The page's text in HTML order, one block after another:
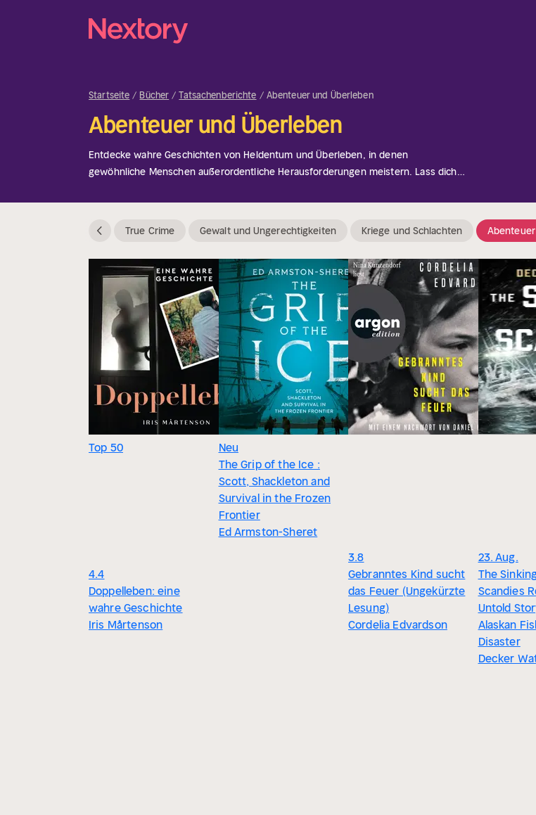
Startseite Bücher Tatsachenberichte Abenteuer und Überleben
Abenteuer und Überleben
Entdecke wahre Geschichten von Heldentum und Überleben, in denen
gewöhnliche Menschen außerordentliche Herausforderungen meistern. Lass dich
True Crime Gewalt und Ungerechtigkeiten Kriege und Schlachten
Top 50
4.4
Doppelleben: eine
wahre Geschichte
Iris Mårtenson
Neu
The Grip of the Ice :
Scott, Shackleton and
Survival in the Frozen
Frontier
Ed Armston-Sheret
3.8
Gebranntes Kind sucht
das Feuer (Ungekürzte
Lesung)
Cordelia Edvardson
23. Aug.
The
Scandies
Untold
Alaskan
Disaster
Decker